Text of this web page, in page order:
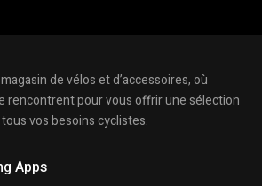
de vélos et d’accessoires, où
rencontrent pour vous offrir une sélection
vos besoins cyclistes.
Apps